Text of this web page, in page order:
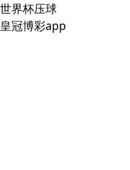
世界杯压球
皇冠博彩app